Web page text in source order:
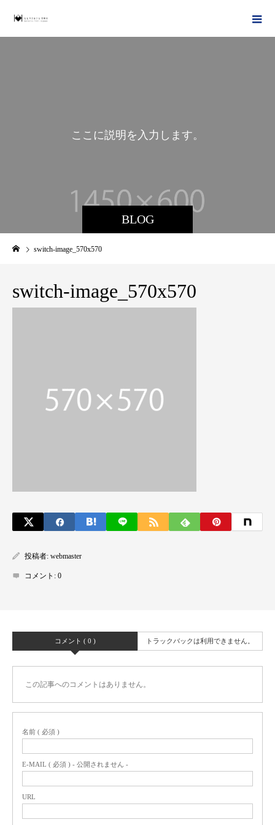
BLOG
こ こ に説明 を 入 力 し ま す。
switch-image_570x570
switch-image_570x570
投稿者: webmaster
コメント: 0
コメント ( 0 ) トラックバックは利用できません。
この記事へのコメントはありません。
名前 ( 必須 )
E-MAIL ( 必須 ) - 公開されません -
URL